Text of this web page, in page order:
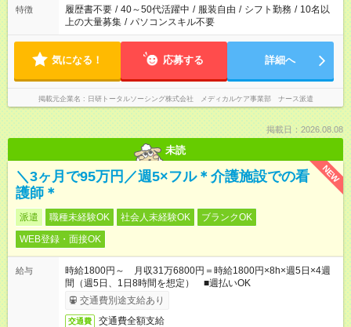
ません
特徴 履歴書不要 / 40～50代活躍中 / 服装自由 / シフト勤務 / 10名以
上の大量募集 / パソコンスキル不要
気になる！ 応募する 詳細へ
掲載元企業名 日研トータルソーシング株式会社 メディカルケア事業部 ナース派遣
掲載日：2026.08.08
未読
NEW
＼3ヶ月で95万円／週5×フル＊介護施設での看
護師＊
派遣 職種未経験OK 社会人未経験OK
ブランクOK
WEB登録・面接OK
給与
時給1800円～ 月収31万6800円＝時給1800円×8h×週5日×4週
間（週5日、1日8時間を想定） ■週払いOK
交通費別途支給あり
交通費 交通費全額支給